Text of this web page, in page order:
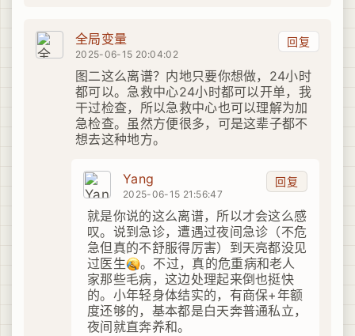
回复
全局变量
2025-06-15 20:04:02
图二这么离谱？内地只要你想做，24小时
都可以。急救中心24小时都可以开单，我
干过检查，所以急救中心也可以理解为加
急检查。虽然方便很多，可是这辈子都不
想去这种地方。
回复
Yang
2025-06-15 21:56:47
就是你说的这么离谱，所以才会这么感
叹。说到急诊，遭遇过夜间急诊（不危
急但真的不舒服得厉害）到天亮都没见
过医生
。不过，真的危重病和老人
家那些毛病，这边处理起来倒也挺快
的。小年轻身体结实的，有商保+年额
度还够的，基本都是白天奔普通私立，
夜间就直奔养和。